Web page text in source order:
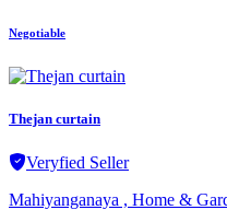
Negotiable
Thejan curtain
Veryfied Seller
Mahiyanganaya , Home &